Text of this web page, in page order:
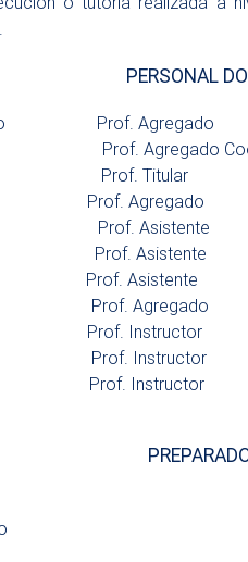
PERSONAL
Lugo Prof. Agregado
Agregado Coor. del
Prof. Titular
Agregado
Prof. Asistente
Prof. Asistente
Prof.
Prof. Agregado
Instructor
Prof. Instructor
Prof. Instructor